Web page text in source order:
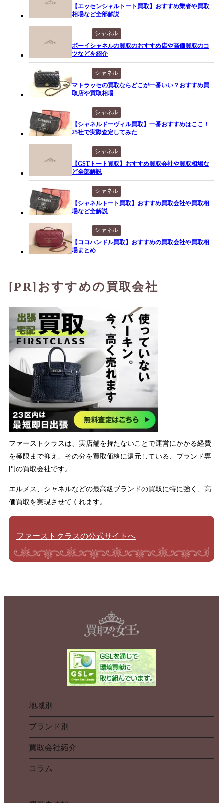
【エッセンシャルトート買取】おすすめ業者や買取
相場など全部解説
シャネル
ボーイシャネルの買取のおすすめ店や高価買取のコ
ツなどを紹介
シャネル
マトラッセの買取ならどこが一番いい？おすすめ買
取店や買取相場
シャネル
【シャネルドーヴィル買取】一番おすすめはここ！
25社で実際査定してみた
シャネル
【GSTトート買取】おすすめ買取会社や買取相場な
ど全部解説
シャネル
【シャネルトート買取】おすすめ買取会社や買取相
場など全解説
シャネル
【ココハンドル買取】おすすめの買取会社や買取相
場まとめ
[PR]おすすめの買取会社
ファーストクラスは、実店舗を持たないことで運営にかかる経費
を極限まで抑え、その分を買取価格に還元している、ブランド専
門の買取会社です。
エルメス、シャネルなどの最高級ブランドの買取に特に強く、高
価買取を実現させてくれます。
ファーストクラスの公式サイトへ
地域別
ブランド別
買取会社紹介
コラム